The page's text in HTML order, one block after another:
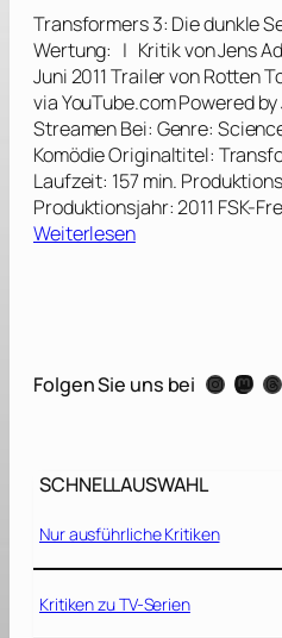
Transformers 3: Die dunkle
Wertung: | Kritik von Jens
Juni 2011 Trailer von Rotten
via YouTube.com Powered
Streamen Bei: Genre:
Komödie Originaltitel:
Laufzeit: 157 min.
Produktionsjahr: 2011 FSK-
Weiterlesen:
f
e
s
3
:
Folgen Sie uns bei Instagram Mastodon Threads
SCHNELLAUSWAHL
Nur ausführliche Kritiken
Kritiken zu TV-Serien